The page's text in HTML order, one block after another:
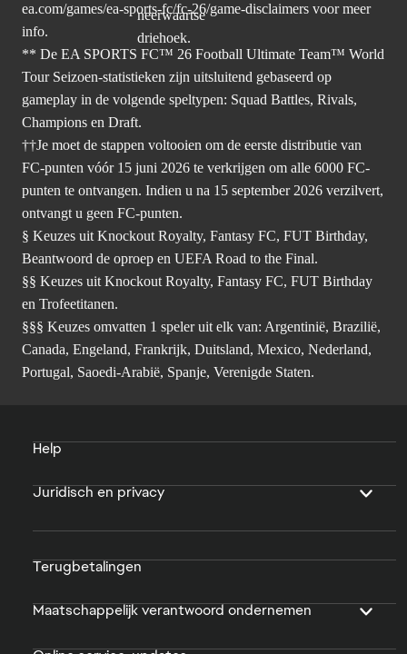
ea.com/games/ea-sports-fc/fc-26/game-disclaimers voor meer
info.
** De EA SPORTS FC™ 26 Football Ultimate Team™ World
Tour Seizoen-statistieken zijn uitsluitend gebaseerd op
gameplay in de volgende speltypen: Squad Battles, Rivals,
Champions en Draft.
††Je moet de stappen voltooien om de eerste distributie van
FC-punten vóór 15 juni 2026 te verkrijgen om alle 6000 FC-
punten te ontvangen. Indien u na 15 september 2026 verzilvert,
ontvangt u geen FC-punten.
§ Keuzes uit Knockout Royalty, Fantasy FC, FUT Birthday,
Beantwoord de oproep en UEFA Road to the Final.
§§ Keuzes uit Knockout Royalty, Fantasy FC, FUT Birthday
en Trofeetitanen.
§§§ Keuzes omvatten 1 speler uit elk van: Argentinië, Brazilië,
Canada, Engeland, Frankrijk, Duitsland, Mexico, Nederland,
Portugal, Saoedi-Arabië, Spanje, Verenigde Staten.
Help
Juridisch en privacy
Terugbetalingen
Maatschappelijk verantwoord ondernemen